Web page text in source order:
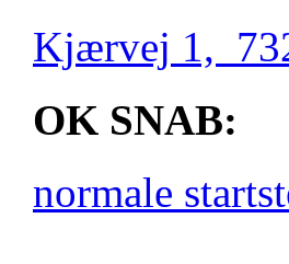
Kjærvej 1,
OK SNAB:
normale